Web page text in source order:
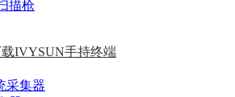
描枪
IVYSUN手持终端
采集器